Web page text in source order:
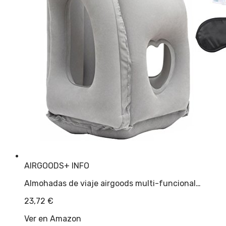
AIRGOODS+ INFO
Almohadas de viaje airgoods multi-funcional…
23,72 €
Ver en Amazon